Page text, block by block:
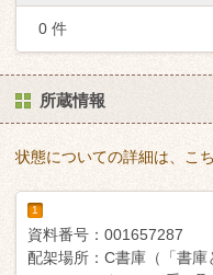
0 件
所蔵情報
状態についての詳細は、こ
1
資料番号： 001657287
配架場所： C書庫（「書庫